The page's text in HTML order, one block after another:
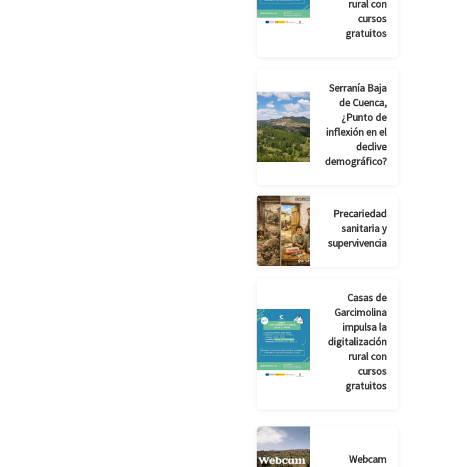
rural con
cursos
gratuitos
Serranía Baja
de Cuenca,
¿Punto de
inflexión en el
declive
demográfico?
Precariedad
sanitaria y
supervivencia
Casas de
Garcimolina
impulsa la
digitalización
rural con
cursos
gratuitos
Webcam